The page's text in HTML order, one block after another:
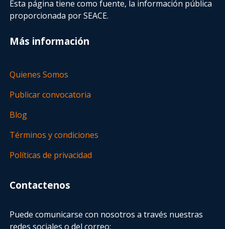
Esta página tiene como fuente, la información pública
proporcionada por SEACE.
Más información
Quienes Somos
Publicar convocatoria
Blog
Términos y condiciones
Políticas de privacidad
Contactenos
Puede comunicarse con nosotros a través nuestras
redes sociales o del correo: